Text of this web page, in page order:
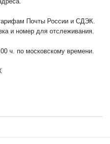
Почты России и СДЭК.
и номер для отслеживания.
ч. по московскому времени.